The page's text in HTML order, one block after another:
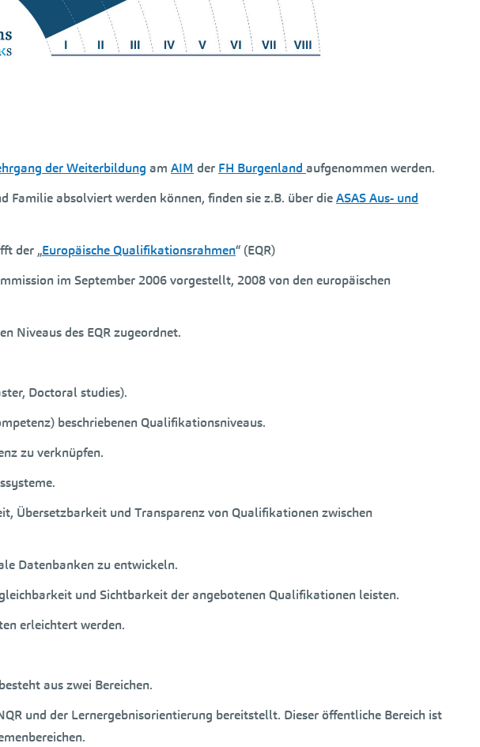
der Weiterbildung am AIM der FH Burgenland aufgenommen werden.
Familie absolviert werden können, finden sie z.B. über dieASAS Aus- und
der „Europäische Qualifikationsrahmen“ (EQR)
im September 2006 vorgestellt, 2008 von den europäischen
Niveaus des EQR zugeordnet.
Doctoral studies).
beschriebenen Qualifikationsniveaus.
zu verknüpfen.
Übersetzbarkeit und Transparenz von Qualifikationen zwischen
Datenbanken zu entwickeln.
und Sichtbarkeit der angebotenen Qualifikationen leisten.
erleichtert werden.
aus zwei Bereichen.
und der Lernergebnisorientierung bereitstellt. Dieser öffentliche Bereich ist